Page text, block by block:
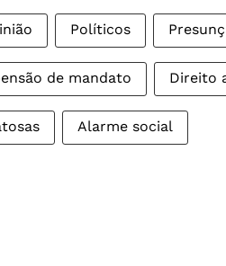
Políticos
de mandato Direito
Alarme social